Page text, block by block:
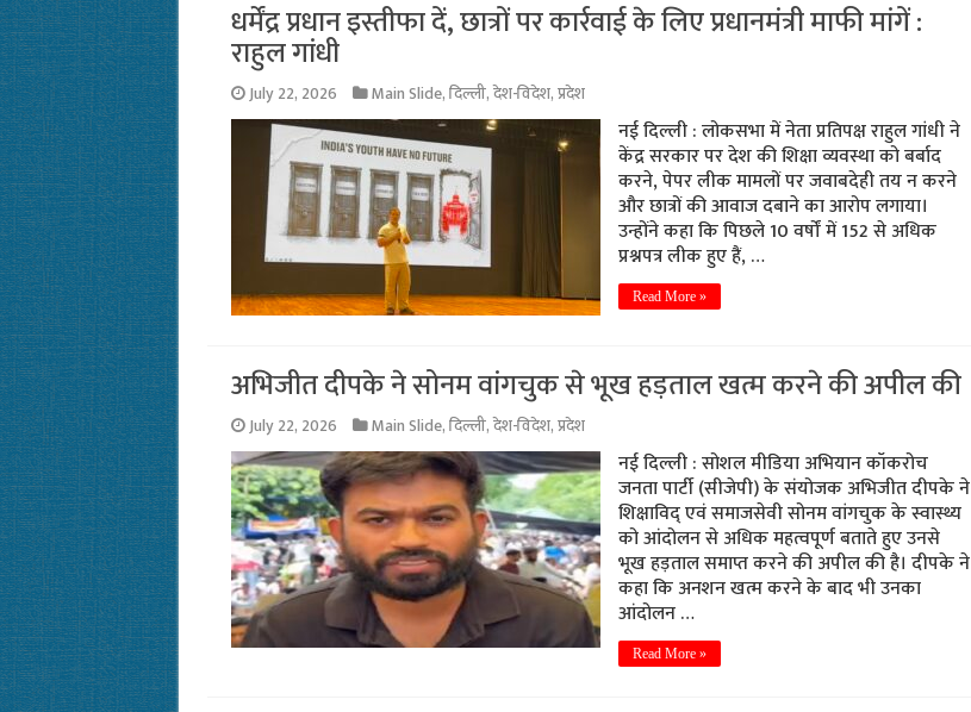
धर्मेंद्र प्रधान इस्तीफा दें, छात्रों पर कार्रवाई के लिए प्रधानमंत्री माफी मांगें :
राहुल गांधी
July 22, 2026 Main Slide,दिल्ली,देश-विदेश,प्रदेश
नई दिल्ली : लोकसभा में नेता प्रतिपक्ष राहुल गांधी ने
केंद्र सरकार पर देश की शिक्षा व्यवस्था को बर्बाद
करने, पेपर लीक मामलों पर जवाबदेही तय न करने
और छात्रों की आवाज दबाने का आरोप लगाया।
उन्होंने कहा कि पिछले 10 वर्षों में 152 से अधिक
प्रश्नपत्र लीक हुए हैं, …
Read More »
अभिजीत दीपके ने सोनम वांगचुक से भूख हड़ताल खत्म करने की अपील की
July 22, 2026 Main Slide,दिल्ली,देश-विदेश,प्रदेश
नई दिल्ली : सोशल मीडिया अभियान कॉकरोच
जनता पार्टी (सीजेपी) के संयोजक अभिजीत दीपके ने
शिक्षाविद् एवं समाजसेवी सोनम वांगचुक के स्वास्थ्य
को आंदोलन से अधिक महत्वपूर्ण बताते हुए उनसे
भूख हड़ताल समाप्त करने की अपील की है। दीपके ने
कहा कि अनशन खत्म करने के बाद भी उनका
आंदोलन …
Read More »